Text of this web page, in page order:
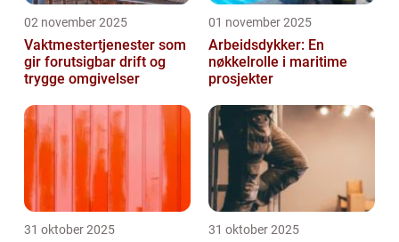
02 november 2025
Vaktmestertjenester som
gir forutsigbar drift og
trygge omgivelser
01 november 2025
Arbeidsdykker: En
nøkkelrolle i maritime
prosjekter
31 oktober 2025 31 oktober 2025